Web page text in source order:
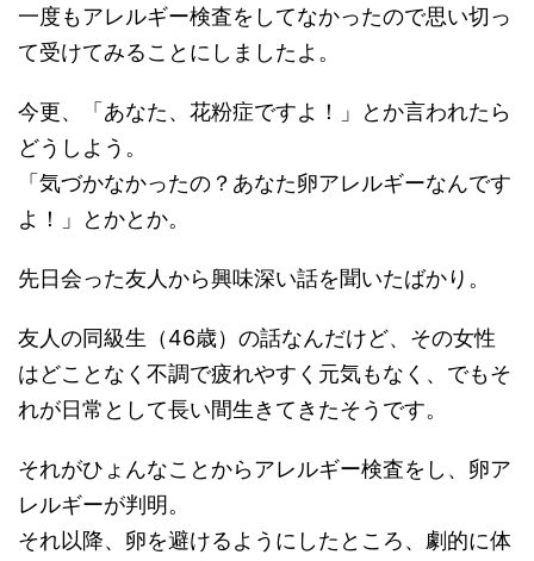
一度もアレルギー検査をしてなかったので思い切っ
て受けてみることにしましたよ。
今更、「あなた、花粉症ですよ！」とか言われたら
どうしよう。
「気づかなかったの？あなた卵アレルギーなんです
よ！」とかとか。
先日会った友人から興味深い話を聞いたばかり。
友人の同級生（46歳）の話なんだけど、その女性
はどことなく不調で疲れやすく元気もなく、でもそ
れが日常として長い間生きてきたそうです。
それがひょんなことからアレルギー検査をし、卵ア
レルギーが判明。
それ以降、卵を避けるようにしたところ、劇的に体